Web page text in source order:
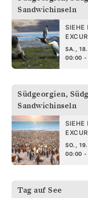
Sandwichinseln
SIEHE
SA.,
00:00 -
Südgeorgien,
Sandwichinseln
SIEHE
SO.,
00:00 -
Tag auf See